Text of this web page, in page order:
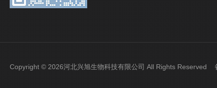
Copyright © 2026河北兴旭生物科技有限公司 All Rights Reserved